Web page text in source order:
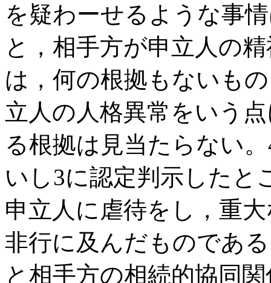
を疑わーせるような事
と，相手方が申立人の
は，何の根拠もないも
立人の人格異常をいう
る根拠は見当たらない
いし3に認定判示したと
申立人に虐待をし，重
非行に及んだものであ
と相手方の相続的協同